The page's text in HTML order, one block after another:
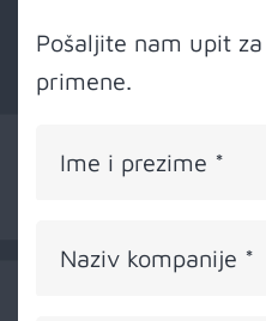
Kontakt
Pošaljite nam upit
primene.
Ime i prezime *
Naziv kompanije *